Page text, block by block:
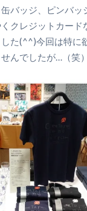
バッジ、ピンバッ
クレジットカード
た(^^)今回は特に
んでしたが…（笑）